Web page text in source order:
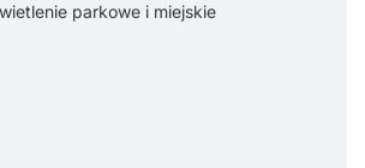
parkowe i miejskie